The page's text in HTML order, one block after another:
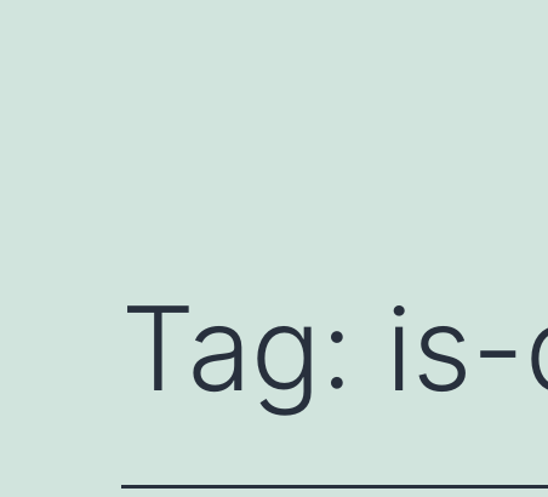
Tag: